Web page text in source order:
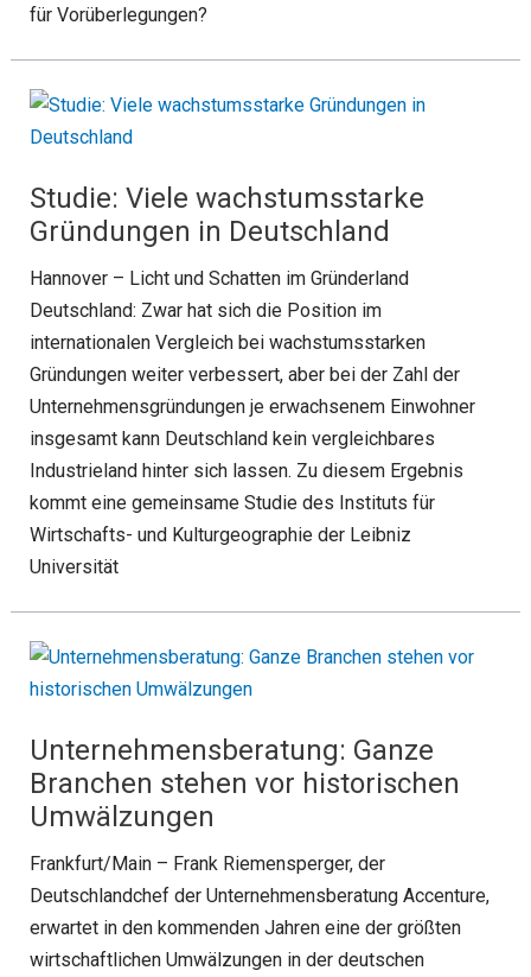
für Vorüberlegungen?
Studie: Viele wachstumsstarke
Gründungen in Deutschland
Hannover – Licht und Schatten im Gründerland
Deutschland: Zwar hat sich die Position im
internationalen Vergleich bei wachstumsstarken
Gründungen weiter verbessert, aber bei der Zahl der
Unternehmensgründungen je erwachsenem Einwohner
insgesamt kann Deutschland kein vergleichbares
Industrieland hinter sich lassen. Zu diesem Ergebnis
kommt eine gemeinsame Studie des Instituts für
Wirtschafts- und Kulturgeographie der Leibniz
Universität
Unternehmensberatung: Ganze
Branchen stehen vor historischen
Umwälzungen
Frankfurt/Main – Frank Riemensperger, der
Deutschlandchef der Unternehmensberatung Accenture,
erwartet in den kommenden Jahren eine der größten
wirtschaftlichen Umwälzungen in der deutschen